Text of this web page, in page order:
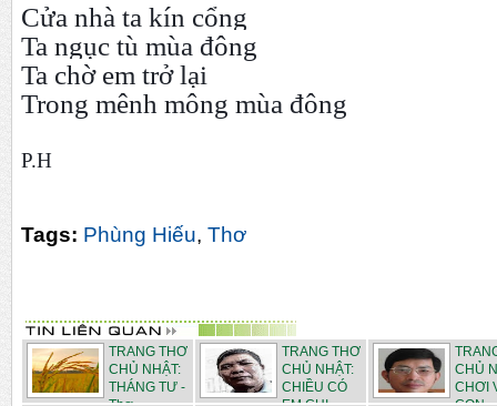
Cửa nhà ta kín cổng
Ta ngục tù mùa đông
Ta chờ em trở lại
Trong mênh mông mùa đông
P.H
Tags: Phùng Hiếu, Thơ
TRANG THƠ
CHỦ NHẬT:
THÁNG TƯ -
TRANG THƠ
CHỦ NHẬT:
CHIỀU CÓ
CHỦ
CHƠI